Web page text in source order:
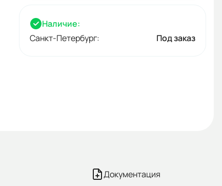
Наличие:
Санкт-Петербург:
Под заказ
Документация